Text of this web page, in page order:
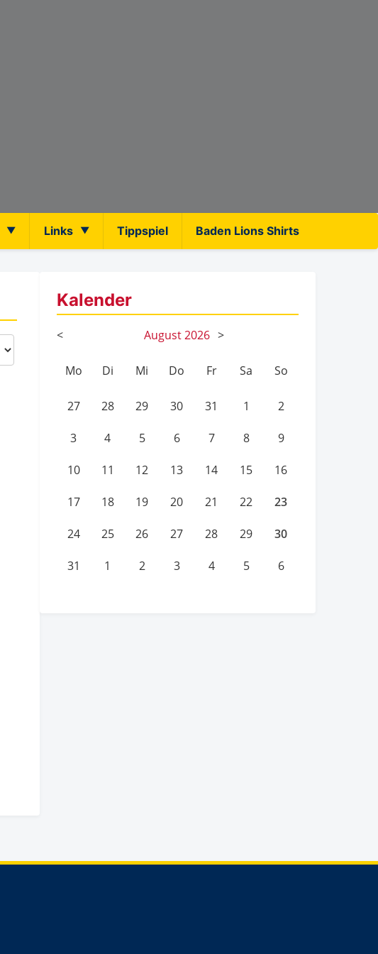
Links Tippspiel Baden Lions Shirts
Kalender
< August2026 >
Mo Di Mi Do Fr Sa So
27 28 29 30 31 1 2
3 4 5 6 7 8 9
10 11 12 13 14 15 16
17 18 19 20 21 22 23
24 25 26 27 28 29 30
31 1 2 3 4 5 6